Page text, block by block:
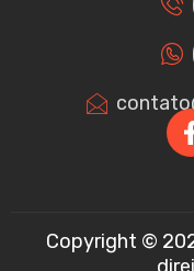
Copyright ©